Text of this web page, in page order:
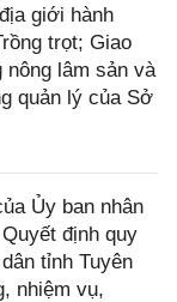
giới hành
trọt; Giao
lâm sản và
quản lý của Sở
Ủy ban nhân
định quy
tỉnh Tuyên
nhiệm vụ,